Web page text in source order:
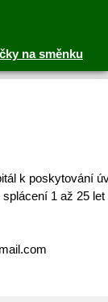
na směnku
k poskytování
1 až 25